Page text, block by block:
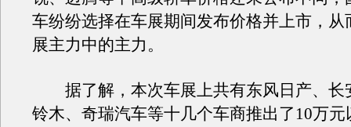
车纷纷选择在车展期间发布价格并上市，从
展主力中的主力。
据了解，本次车展上共有东风日产、长
铃木、奇瑞汽车等十几个车商推出了10万